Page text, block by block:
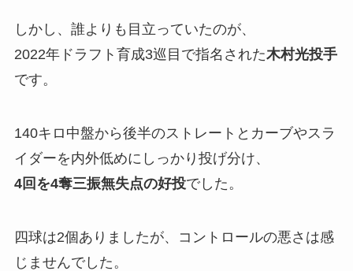
しかし、誰よりも目立っていたのが、
2022年ドラフト育成3巡目で指名された木村光投手
です。
140キロ中盤から後半のストレートとカーブやスラ
イダーを内外低めにしっかり投げ分け、
4回を4奪三振無失点の好投でした。
四球は2個ありましたが、コントロールの悪さは感
じませんでした。